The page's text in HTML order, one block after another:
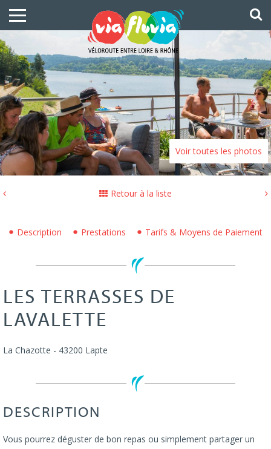
Voir toutes les photos
Retour à la liste
Description Prestations Tarifs & Moyens de Paiement
LES TERRASSES DE
LAVALETTE
La Chazotte - 43200 Lapte
DESCRIPTION
Vous pourrez déguster de bon repas ou simplement partager un